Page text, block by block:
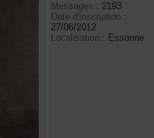
Messages : 2193
Date d'inscription :
27/06/2012
Localisation : Essonne